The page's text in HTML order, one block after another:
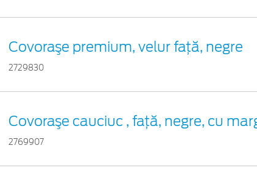
Covoraşe premium, velur faţă, negre
2729830
Covoraşe cauciuc , față, negre, cu
2769907